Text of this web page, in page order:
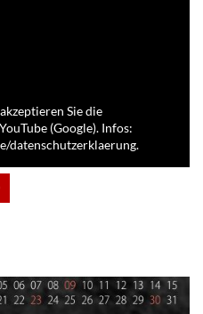
Sie die
(Google). Infos:
datenschutzerklaerung.